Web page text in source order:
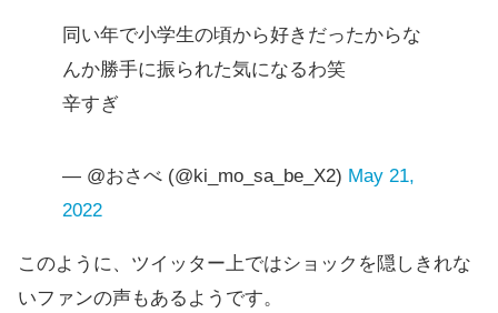
同い年で小学生の頃から好きだったからな
んか勝手に振られた気になるわ笑
辛すぎ
— @おさべ (@ki_mo_sa_be_X2) May 21,
2022
このように、ツイッター上ではショックを隠しきれな
いファンの声もあるようです。